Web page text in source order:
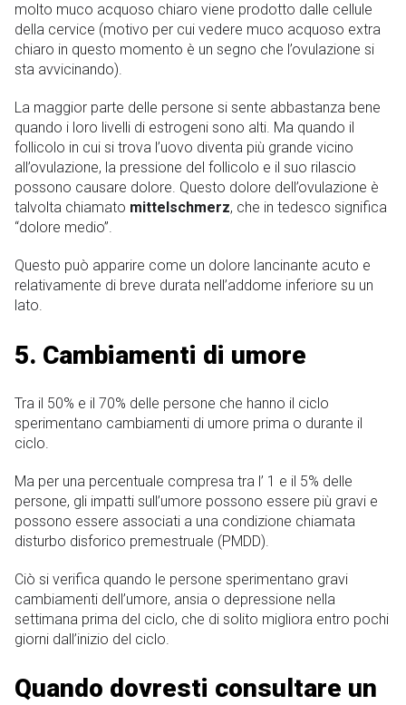
molto muco acquoso chiaro viene prodotto dalle cellule
della cervice (motivo per cui vedere muco acquoso extra
chiaro in questo momento è un segno che l’ovulazione si
sta avvicinando).
La maggior parte delle persone si sente abbastanza bene
quando i loro livelli di estrogeni sono alti. Ma quando il
follicolo in cui si trova l’uovo diventa più grande vicino
all’ovulazione, la pressione del follicolo e il suo rilascio
possono causare dolore. Questo dolore dell’ovulazione è
talvolta chiamato mittelschmerz, che in tedesco significa
“dolore medio”.
Questo può apparire come un dolore lancinante acuto e
relativamente di breve durata nell’addome inferiore su un
lato.
5. Cambiamenti di umore
Tra il 50% e il 70% delle persone che hanno il ciclo
sperimentano cambiamenti di umore prima o durante il
ciclo.
Ma per una percentuale compresa tra l’ 1 e il 5% delle
persone, gli impatti sull’umore possono essere più gravi e
possono essere associati a una condizione chiamata
disturbo disforico premestruale (PMDD).
Ciò si verifica quando le persone sperimentano gravi
cambiamenti dell’umore, ansia o depressione nella
settimana prima del ciclo, che di solito migliora entro pochi
giorni dall’inizio del ciclo.
Quando dovresti consultare un